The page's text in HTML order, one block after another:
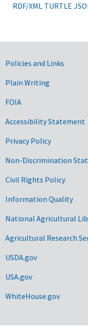
RDF/XML TURTLE
Policies and Links
Plain Writing
FOIA
Accessibility Statement
Privacy Policy
Non-Discrimination
Civil Rights Policy
Information Quality
National Agricultural
Agricultural Research
USDA.gov
USA.gov
WhiteHouse.gov